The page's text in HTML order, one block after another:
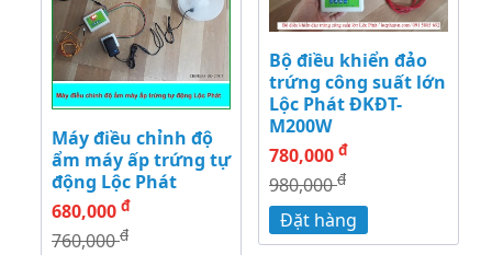
Máy điều chỉnh độ
ẩm máy ấp trứng tự
động Lộc Phát
680,000 đ
760,000đ
Bộ điều khiển đảo
trứng công suất lớn
Lộc Phát ĐKĐT-
M200W
780,000 đ
980,000đ
Đặt hàng